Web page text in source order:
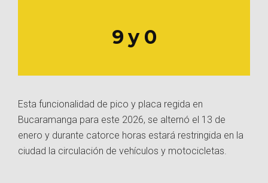
9 y 0
Esta funcionalidad de pico y placa regida en
Bucaramanga para este 2026, se alternó el 13 de
enero y durante catorce horas estará restringida en la
ciudad la circulación de vehículos y motocicletas.